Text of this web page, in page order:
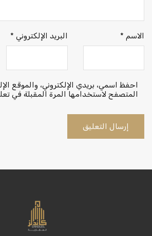
الاسم * البريد الإلكتروني *
احفظ اسمي، بريدي الإلكتروني، والموقع
المتصفح لاستخدامها المرة المقبلة في